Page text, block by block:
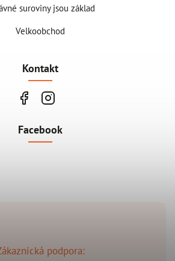
podpora:
suroviny jsou základ
Velkoobchod
Kontakt
Facebook